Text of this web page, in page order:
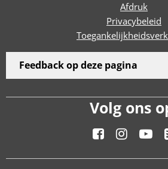
Afdruk
Privacybeleid
Feedback op deze pagina
Volg ons